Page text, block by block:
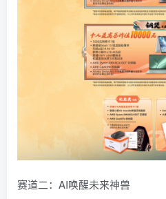
赛道二：AI唤醒未来神兽